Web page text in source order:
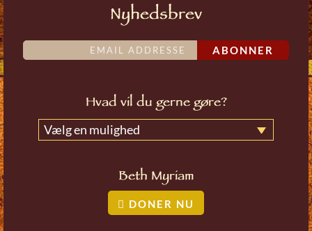
Nyhedsbrev
ABONNER
Hvad vil du gerne gøre?
Vælg en mulighed
Beth Myriam
DONER NU